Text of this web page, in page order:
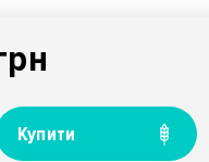
Купити